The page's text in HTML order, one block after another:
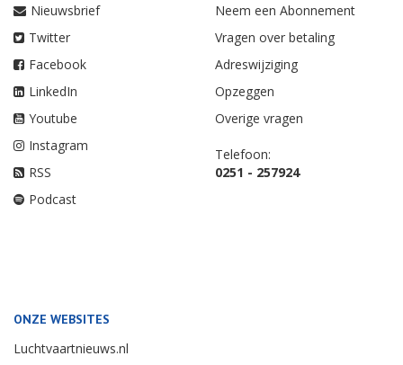
Nieuwsbrief
Twitter
Facebook
LinkedIn
Youtube
Instagram
RSS
Podcast
Neem een Abonnement
Vragen over betaling
Adreswijziging
Opzeggen
Overige vragen
Telefoon:
0251 - 257924
ONZE WEBSITES
Luchtvaartnieuws.nl